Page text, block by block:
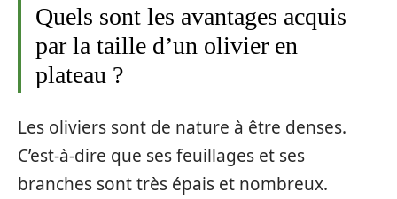
Quels sont les avantages acquis
par la taille d’un olivier en
plateau ?
Les oliviers sont de nature à être denses.
C’est-à-dire que ses feuillages et ses
branches sont très épais et nombreux.